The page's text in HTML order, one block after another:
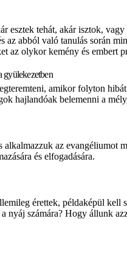
esztek tehát, akár isztok,
az abból való tanulás során
az olykor kemény és embert
gyülekezetben
amikor folyton
hajlandóak belemenni a
az evangéliumot
és elfogadására.
érettek, példaképül
nyáj számára? Hogy állunk